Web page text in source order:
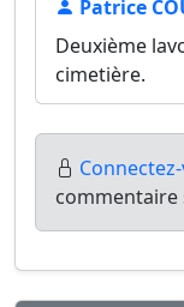
Patrice
Deuxième
cimetière.
commentaire